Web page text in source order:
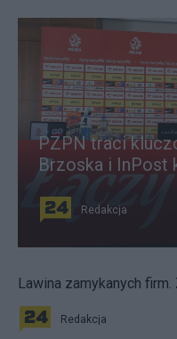
PZPN traci
Brzoska i InPost
Redakcja
Lawina zamykanych
Redakcja